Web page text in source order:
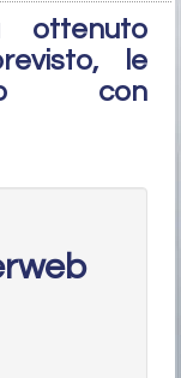
ottenuto
le
con